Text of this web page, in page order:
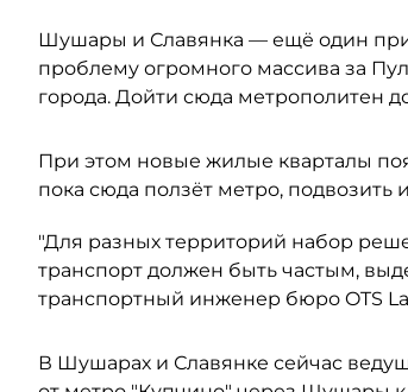
Шушары и Славянка — ещё один
проблему огромного массива за
города. Дойти сюда метрополитен
При этом новые жилые кварталы
пока сюда ползёт метро,
"Для разных территорий набор
транспорт должен быть частым,
транспортный инженер бюро OTS
В Шушарах и Славянке сейчас